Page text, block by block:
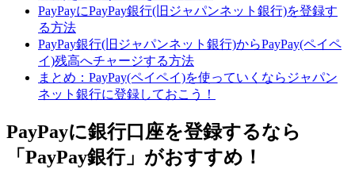
PayPayにPayPay銀行(旧ジャパンネット銀行)を登録す
る方法
PayPay銀行(旧ジャパンネット銀行)からPayPay(ペイペ
イ)残高へチャージする方法
まとめ：PayPay(ペイペイ)を使っていくならジャパン
ネット銀行に登録しておこう！
PayPayに銀行口座を登録するなら
「PayPay銀行」がおすすめ！